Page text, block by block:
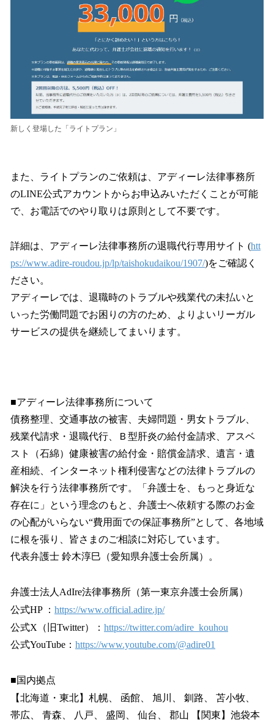
新しく登場した「ライトプラン」
また、ライトプランのご依頼は、アディーレ法律事務所
のLINE公式アカウントからお申込みいただくことが可能
で、お電話でのやり取りは原則として不要です。
詳細は、アディーレ法律事務所の退職代行専用サイト (htt
ps://www.adire-roudou.jp/lp/taishokudaikou/1907/)をご確認く
ださい。
アディーレでは、退職時のトラブルや残業代の未払いと
いった労働問題でお困りの方のため、よりよいリーガル
サービスの提供を継続してまいります。
■アディーレ法律事務所について
債務整理、交通事故の被害、夫婦問題・男女トラブル、
残業代請求・退職代行、Ｂ型肝炎の給付金請求、アスベ
スト（石綿）健康被害の給付金・賠償金請求、遺言・遺
産相続、インターネット権利侵害などの法律トラブルの
解決を行う法律事務所です。「弁護士を、もっと身近な
存在に」という理念のもと、弁護士へ依頼する際のお金
の心配がいらない“費用面での保証事務所”として、各地域
に根を張り、皆さまのご相談に対応しています。
代表弁護士 鈴木淳巳（愛知県弁護士会所属）。
弁護士法人AdIre法律事務所（第一東京弁護士会所属）
公式HP ： https://www.official.adire.jp/
公式X（旧Twitter）： https://twitter.com/adire_kouhou
公式YouTube： https://www.youtube.com/@adire01
■国内拠点
【北海道・東北】札幌、 函館、 旭川、 釧路、 苫小牧、
帯広、 青森、 八戸、 盛岡、 仙台、 郡山 【関東】池袋本